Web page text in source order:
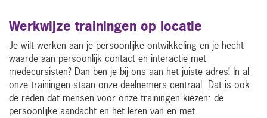
Werkwijze trainingen op locatie
Je wilt werken aan je persoonlijke ontwikkeling en je hecht
waarde aan persoonlijk contact en interactie met
medecursisten? Dan ben je bij ons aan het juiste adres! In al
onze trainingen staan onze deelnemers centraal. Dat is ook
de reden dat mensen voor onze trainingen kiezen: de
persoonlijke aandacht en het leren van en met